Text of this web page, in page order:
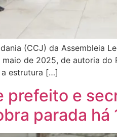
(CCJ) da Assembleia
de 2025, de autoria
a estrutura […]
prefeito e
parada há